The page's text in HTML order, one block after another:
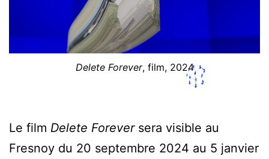
Delete Forever, film, 2024
Le film Delete Foreversera visible au
Fresnoy du 20 septembre 2024 au 5 janvier